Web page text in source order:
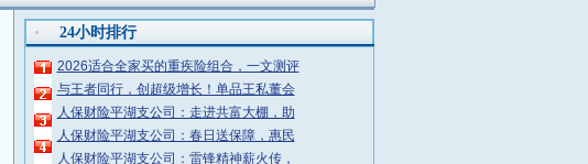
24小时排行
2026适合全家买的重疾险组合，一文测评
与王者同行，创超级增长！单品王私董会
人保财险平湖支公司：走进共富大棚，助
人保财险平湖支公司：春日送保障，惠民
人保财险平湖支公司：雷锋精神薪火传，